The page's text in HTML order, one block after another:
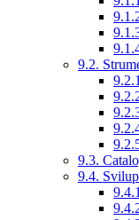
9.2.
9.3.
9.4.